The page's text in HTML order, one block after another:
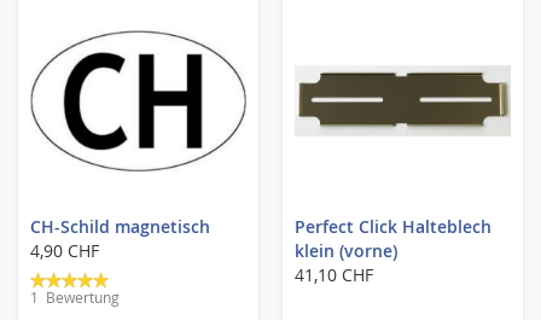
CH-Schild magnetisch
4,90 CHF
Bewertung:
100%
1 Bewertung
Perfect Click Halteblech
klein (vorne)
41,10 CHF